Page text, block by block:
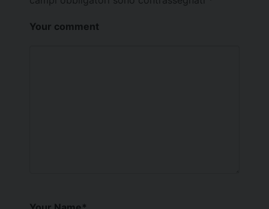
Your comment